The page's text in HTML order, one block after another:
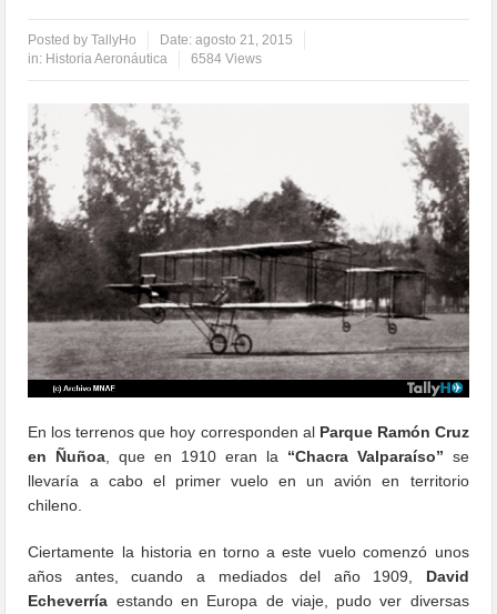
Posted byTallyHo Date:agosto 21, 2015
in: Historia Aeronáutica 6584 Views
En los terrenos que hoy corresponden al Parque Ramón Cruz
en Ñuñoa , que en 1910 eran la “Chacra Valparaíso” se
llevaría a cabo el primer vuelo en un avión en territorio
chileno.
Ciertamente la historia en torno a este vuelo comenzó unos
años antes, cuando a mediados del año 1909, David
Echeverría estando en Europa de viaje, pudo ver diversas